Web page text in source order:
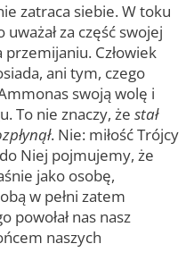
zatraca siebie. W toku
za część swojej
Człowiek
ani tym, czego
swoją wolę i
To nie znaczy, że stał
. Nie: miłość Trójcy
Niej pojmujemy, że
jako osobę,
w pełni zatem
powołał nas nasz
naszych